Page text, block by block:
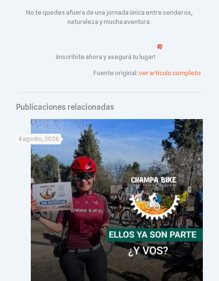
No te quedes afuera de una jornada única entre senderos,
naturaleza y mucha aventura.
¡Inscribite ahora y asegurá tu lugar!
Fuente original:ver artículo completo
Publicaciones relacionadas
4 agosto, 2026